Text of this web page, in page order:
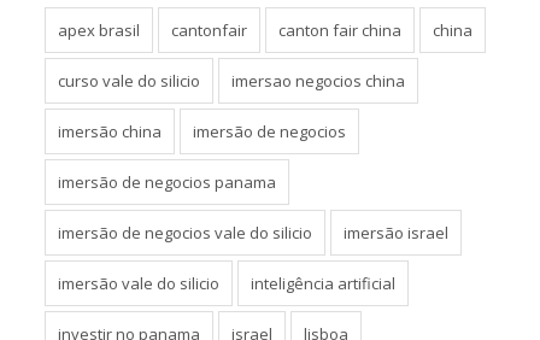
apex brasil cantonfair canton fair china china
curso vale do silicio imersao negocios china
imersão china imersão de negocios
imersão de negocios panama
imersão de negocios vale do silicio imersão israel
imersão vale do silicio inteligência artificial
investir no panama israel lisboa